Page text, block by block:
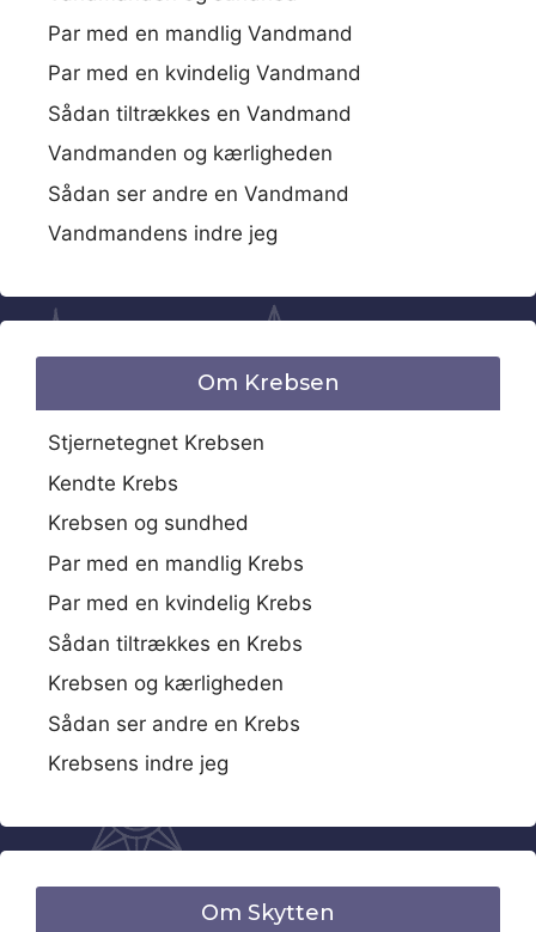
Par med en mandlig Vandmand
Par med en kvindelig Vandmand
Sådan tiltrækkes en Vandmand
Vandmanden og kærligheden
Sådan ser andre en Vandmand
Vandmandens indre jeg
Om Krebsen
Stjernetegnet Krebsen
Kendte Krebs
Krebsen og sundhed
Par med en mandlig Krebs
Par med en kvindelig Krebs
Sådan tiltrækkes en Krebs
Krebsen og kærligheden
Sådan ser andre en Krebs
Krebsens indre jeg
Om Skytten